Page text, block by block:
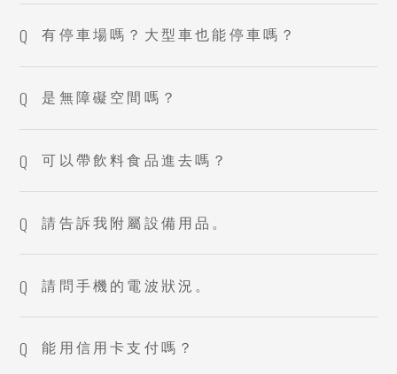
有停車場嗎？大型車也能停車嗎？
是無障礙空間嗎？
可以帶飲料食品進去嗎？
請告訴我附屬設備用品。
請問手機的電波狀況。
能用信用卡支付嗎？